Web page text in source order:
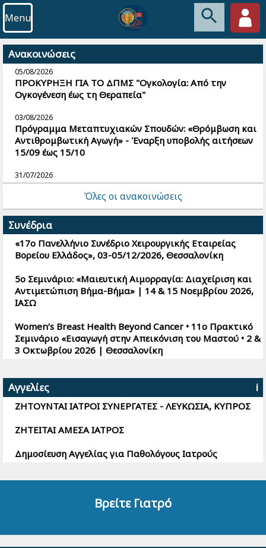
Menu
Ανακοινώσεις
05/08/2026
ΠΡΟΚΥΡΗΞΗ ΓΙΑ ΤΟ ΔΠΜΣ "Ογκολογία: Από την
Ογκογένεση έως τη Θεραπεία"
03/08/2026
Πρόγραμμα Μεταπτυχιακών Σπουδών: «Θρόμβωση και
Αντιθρομβωτική Αγωγή» - Έναρξη υποβολής αιτήσεων
15/09 έως 15/10
31/07/2026
ΠΡΟΓΡΑΜΜΑ ΜΕΤΑΠΤΥΧΙΑΚΩΝ ΣΠΟΥΔΩΝ -
ΕΜΒΡΥΟΜΗΤΡΙΚΗ ΙΑΤΡΙΚΗ
31/07/2026
ΠΡΟΚΗΡΥΞΗ ΠΜΣ "ΓΕΝΕΤΙΚΗ ΤΟΥ ΑΝΘΡΩΠΟΥ-
ΓΕΝΕΤΙΚΗ ΣΥΜΒΟΥΛΕΥΤΙΚΗ"
Πρόγραμμα Μεταπτυχιακών Σπουδών |
ΠΡΟΚΑΡΚΙΝΙΚΕΣ ΠΑΘΗΣΕΙΣ ΣΤΗ ΓΥΝΑΙΚΟΛΟΓΙΑ
Όλες οι ανακοινώσεις
Συνέδρια
«17ο Πανελλήνιο Συνέδριο Χειρουργικής Εταιρείας
Βορείου Ελλάδος», 03-05/12/2026, Θεσσαλονίκη
5ο Σεμινάριο: «Μαιευτική Αιμορραγία: Διαχείριση και
Αντιμετώπιση Βήμα-Βήμα» | 14 & 15 Νοεμβρίου 2026,
ΙΑΣΩ
Women’s Breast Health Beyond Cancer • 11ο Πρακτικό
Σεμινάριο «Εισαγωγή στην Απεικόνιση του Μαστού • 2 &
3 Οκτωβρίου 2026 | Θεσσαλονίκη
Αγγελίες i
ΖΗΤΟΥΝΤΑΙ ΙΑΤΡΟΙ ΣΥΝΕΡΓΑΤΕΣ - ΛΕΥΚΩΣΙΑ, ΚΥΠΡΟΣ
ΖΗΤΕΙΤΑΙ ΑΜΕΣΑ ΙΑΤΡΟΣ
Δημοσίευση Αγγελίας για Παθολόγους Ιατρούς
Βρείτε Γιατρό